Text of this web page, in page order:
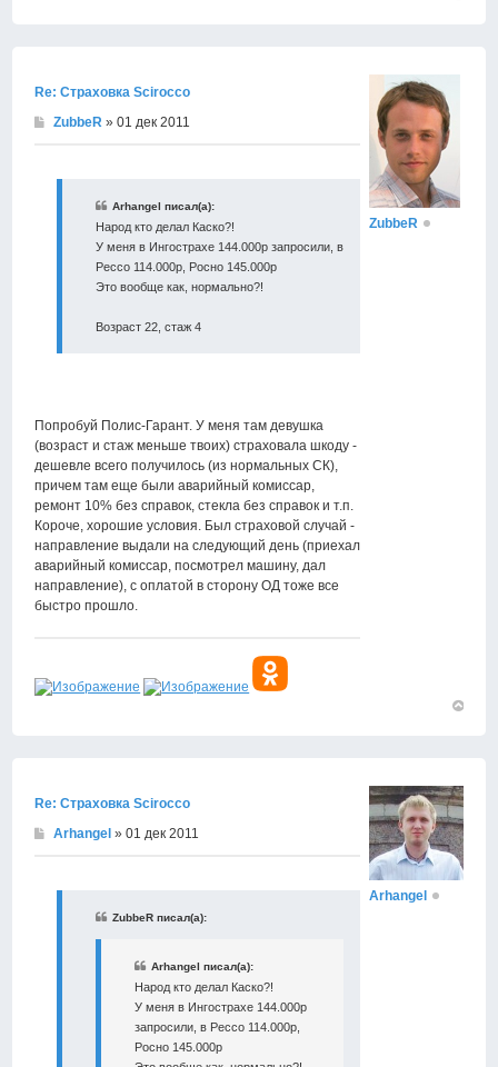
Re: Страховка Scirocco
ZubbeR » 01 дек 2011
Arhangel писал(а):
Народ кто делал Каско?!
У меня в Ингострахе 144.000р запросили, в
Рессо 114.000р, Росно 145.000р
Это вообще как, нормально?!
Возраст 22, стаж 4
Попробуй Полис-Гарант. У меня там девушка
(возраст и стаж меньше твоих) страховала шкоду -
дешевле всего получилось (из нормальных СК),
причем там еще были аварийный комиссар,
ремонт 10% без справок, стекла без справок и т.п.
Короче, хорошие условия. Был страховой случай -
направление выдали на следующий день (приехал
аварийный комиссар, посмотрел машину, дал
направление), с оплатой в сторону ОД тоже все
быстро прошло.
ZubbeR
Re: Страховка Scirocco
Arhangel » 01 дек 2011
ZubbeR писал(а):
Arhangel писал(а):
Народ кто делал Каско?!
У меня в Ингострахе 144.000р
запросили, в Рессо 114.000р,
Росно 145.000р
Arhangel